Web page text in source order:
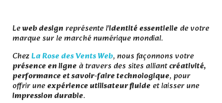
Leweb design représente l’identité essentielle de votre
marque sur le marché numérique mondial.
ChezLa Rose des Vents Web, nous façonnons votre
présence en ligne à travers des sites alliantcréativité,
performance et savoir-faire technologique, pour
offrir uneexpérience utilisateur fluide et laisser une
impression durable.